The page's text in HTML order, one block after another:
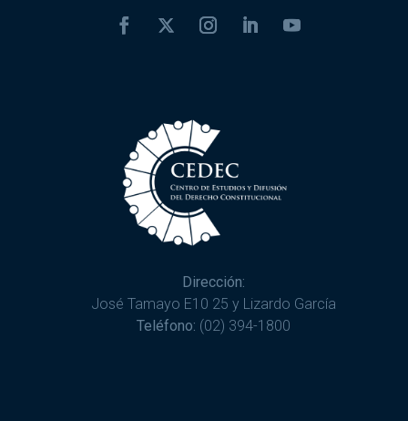
Dirección:
José Tamayo E10 25 y Lizardo García
Teléfono: (02) 394-1800